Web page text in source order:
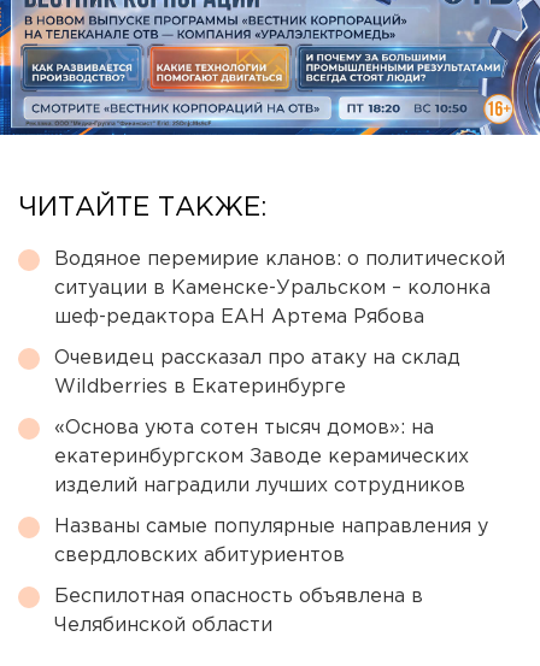
ЧИТАЙТЕ ТАКЖЕ:
Водяное перемирие кланов: о политической
ситуации в Каменске-Уральском – колонка
шеф-редактора ЕАН Артема Рябова
Очевидец рассказал про атаку на склад
Wildberries в Екатеринбурге
«Основа уюта сотен тысяч домов»: на
екатеринбургском Заводе керамических
изделий наградили лучших сотрудников
Названы самые популярные направления у
свердловских абитуриентов
Беспилотная опасность объявлена в
Челябинской области